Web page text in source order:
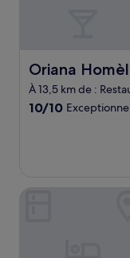
Oriana
Oriana Homèl
À 13,5 km de :
10.0
10/10